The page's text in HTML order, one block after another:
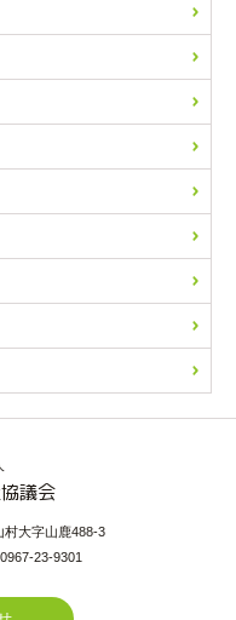
議会
村大字山鹿488-3
23-9301